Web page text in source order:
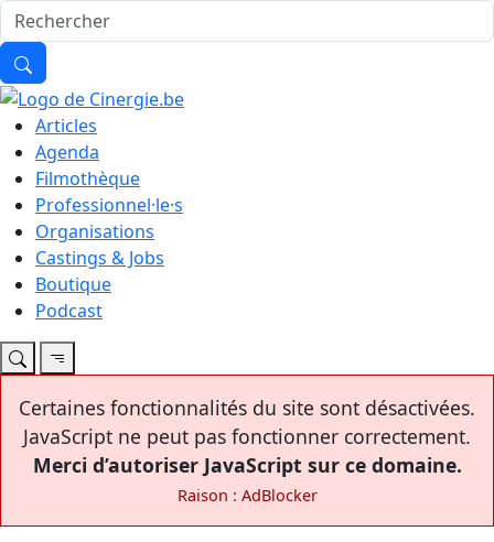
Articles
Agenda
Filmothèque
Professionnel·le·s
Organisations
Castings & Jobs
Boutique
Podcast
Certaines fonctionnalités du site sont désactivées.
JavaScript ne peut pas fonctionner correctement.
Merci d’autoriser JavaScript sur ce domaine.
Raison : AdBlocker